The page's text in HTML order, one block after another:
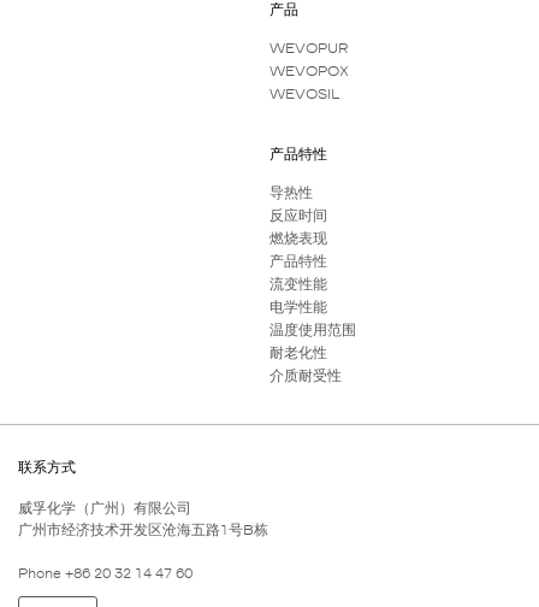
产品
WEVOPUR
WEVOPOX
WEVOSIL
产品特性
导热性
反应时间
燃烧表现
产品特性
流变性能
电学性能
温度使用范围
耐老化性
介质耐受性
联系方式
威孚化学（广州）有限公司
广州市经济技术开发区沧海五路1号B栋
Phone +86 20 32 14 47 60